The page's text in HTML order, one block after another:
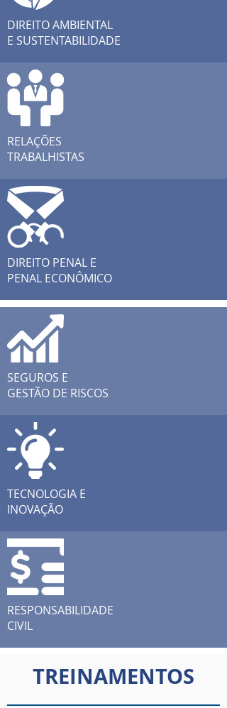
DIREITO AMBIENTAL
E SUSTENTABILIDADE
RELAÇÕES
TRABALHISTAS
DIREITO PENAL E
PENAL ECONÔMICO
SEGUROS E
GESTÃO DE RISCOS
TECNOLOGIA E
INOVAÇÃO
RESPONSABILIDADE
CIVIL
TREINAMENTOS